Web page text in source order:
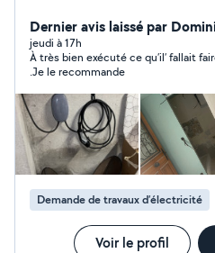
d'interventions : Électricité : dépannage simple,
remplacement de prises/
luminaires, ajout de prises électriques.
stratifié / clipsable. Montage de meubles (IKEA, etc.).
Petits travaux et bricolage intérieur. Je
soigneux et j'accorde
travail propre et sécurisé. Je suis actuellement nouveau
sur AlloVoisins, mais j'ai déjà
plateforme NeedHelp, où j'ai
interventions chez des particuliers.
m'envoyer un message avec
rapidement
Dernier avis laissé par
jeudi à 17h
À très bien exécuté ce qu’il’ fallait
.Je le recommande
Demande de travaux d’électricité
Voir le profil